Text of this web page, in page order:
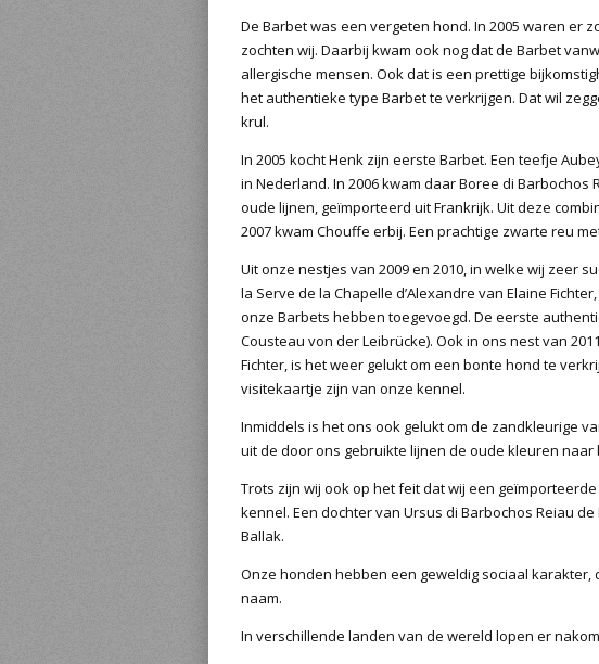
De Barbet was een vergeten hond. In 2005 waren er
zochten wij. Daarbij kwam ook nog dat de Barbet
allergische mensen. Ook dat is een prettige
het authentieke type Barbet te verkrijgen. Dat wil
krul.
In 2005 kocht Henk zijn eerste Barbet. Een teefje
in Nederland. In 2006 kwam daar Boree di
oude lijnen, geïmporteerd uit Frankrijk. Uit deze
2007 kwam Chouffe erbij. Een prachtige zwarte reu
Uit onze nestjes van 2009 en 2010, in welke wij zeer
la Serve de la Chapelle d’Alexandre van Elaine
onze Barbets hebben toegevoegd. De eerste
Cousteau von der Leibrücke). Ook in ons nest van
Fichter, is het weer gelukt om een bonte hond te
visitekaartje zijn van onze kennel.
Inmiddels is het ons ook gelukt om de zandkleurige
uit de door ons gebruikte lijnen de oude kleuren naar
Trots zijn wij ook op het feit dat wij een
kennel. Een dochter van Ursus di Barbochos Reiau
Ballak.
Onze honden hebben een geweldig sociaal
naam.
In verschillende landen van de wereld lopen er